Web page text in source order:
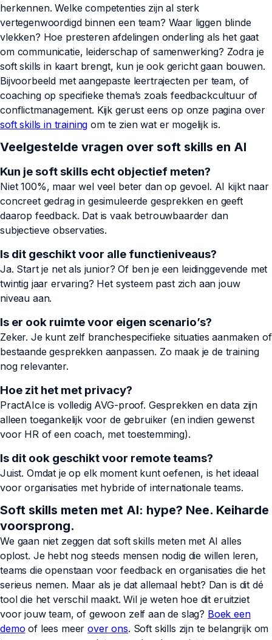
herkennen. Welke competenties zijn al sterk
vertegenwoordigd binnen een team? Waar liggen blinde
vlekken? Hoe presteren afdelingen onderling als het gaat
om communicatie, leiderschap of samenwerking? Zodra je
soft skills in kaart brengt, kun je ook gericht gaan bouwen.
Bijvoorbeeld met aangepaste leertrajecten per team, of
coaching op specifieke thema’s zoals feedbackcultuur of
conflictmanagement. Kijk gerust eens op onze pagina over
soft skills in training om te zien wat er mogelijk is.
Veelgestelde vragen over soft skills en AI
Kun je soft skills echt objectief meten?
Niet 100%, maar wel veel beter dan op gevoel. AI kijkt naar
concreet gedrag in gesimuleerde gesprekken en geeft
daarop feedback. Dat is vaak betrouwbaarder dan
subjectieve observaties.
Is dit geschikt voor alle functieniveaus?
Ja. Start je net als junior? Of ben je een leidinggevende met
twintig jaar ervaring? Het systeem past zich aan jouw
niveau aan.
Is er ook ruimte voor eigen scenario’s?
Zeker. Je kunt zelf branchespecifieke situaties aanmaken of
bestaande gesprekken aanpassen. Zo maak je de training
nog relevanter.
Hoe zit het met privacy?
PractAIce is volledig AVG-proof. Gesprekken en data zijn
alleen toegankelijk voor de gebruiker (en indien gewenst
voor HR of een coach, met toestemming).
Is dit ook geschikt voor remote teams?
Juist. Omdat je op elk moment kunt oefenen, is het ideaal
voor organisaties met hybride of internationale teams.
Soft skills meten met AI: hype? Nee. Keiharde
voorsprong.
We gaan niet zeggen dat soft skills meten met AI alles
oplost. Je hebt nog steeds mensen nodig die willen leren,
teams die openstaan voor feedback en organisaties die het
serieus nemen. Maar als je dat allemaal hebt? Dan is dit dé
tool die het verschil maakt. Wil je weten hoe dit eruitziet
voor jouw team, of gewoon zelf aan de slag? Boek een
demo of lees meerover ons. Soft skills zijn te belangrijk om